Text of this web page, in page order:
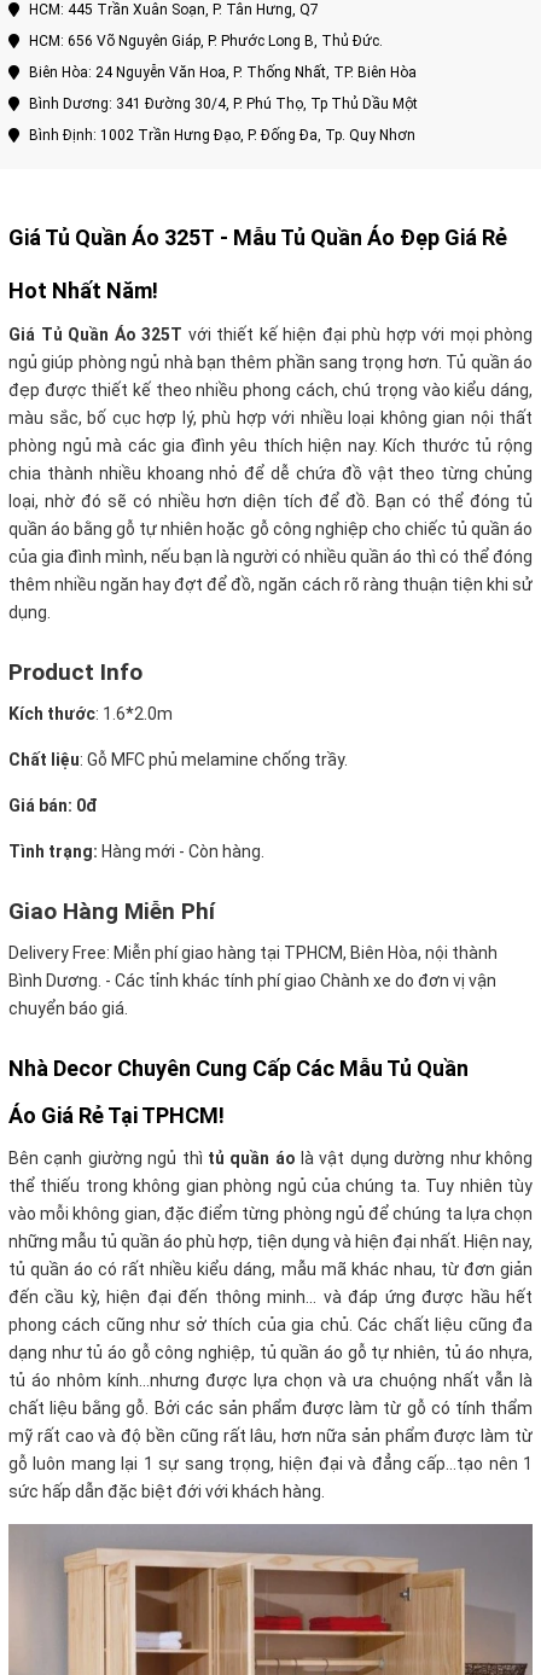
HCM: 445 Trần Xuân Soạn, P. Tân Hưng, Q7
HCM: 656 Võ Nguyên Giáp, P. Phước Long B, Thủ Đức.
Biên Hòa: 24 Nguyễn Văn Hoa, P. Thống Nhất, TP. Biên Hòa
Bình Dương: 341 Đường 30/4, P. Phú Thọ, Tp Thủ Dầu Một
Bình Định: 1002 Trần Hưng Đạo, P. Đống Đa, Tp. Quy Nhơn
Giá Tủ Quần Áo 325T - Mẫu Tủ Quần Áo Đẹp Giá Rẻ
Hot Nhất Năm!
Giá Tủ Quần Áo 325T với thiết kế hiện đại phù hợp với mọi phòng
ngủ giúp phòng ngủ nhà bạn thêm phần sang trọng hơn. Tủ quần áo
đẹp được thiết kế theo nhiều phong cách, chú trọng vào kiểu dáng,
màu sắc, bố cục hợp lý, phù hợp với nhiều loại không gian nội thất
phòng ngủ mà các gia đình yêu thích hiện nay. Kích thước tủ rộng
chia thành nhiều khoang nhỏ để dễ chứa đồ vật theo từng chủng
loại, nhờ đó sẽ có nhiều hơn diện tích để đồ. Bạn có thể đóng tủ
quần áo bằng gỗ tự nhiên hoặc gỗ công nghiệp cho chiếc tủ quần áo
của gia đình mình, nếu bạn là người có nhiều quần áo thì có thể đóng
thêm nhiều ngăn hay đợt để đồ, ngăn cách rõ ràng thuận tiện khi sử
dụng.
Product Info
Kích thước: 1.6*2.0m
Chất liệu: Gỗ MFC phủ melamine chống trầy.
Giá bán: 0đ
Tình trạng: Hàng mới - Còn hàng.
Giao Hàng Miễn Phí
Delivery Free: Miễn phí giao hàng tại TPHCM, Biên Hòa, nội thành
Bình Dương. - Các tỉnh khác tính phí giao Chành xe do đơn vị vận
chuyển báo giá.
Nhà Decor Chuyên Cung Cấp Các Mẫu Tủ Quần
Áo Giá Rẻ Tại TPHCM!
Bên cạnh giường ngủ thì tủ quần áo là vật dụng dường như không
thể thiếu trong không gian phòng ngủ của chúng ta. Tuy nhiên tùy
vào mỗi không gian, đặc điểm từng phòng ngủ để chúng ta lựa chọn
những mẫu tủ quần áo phù hợp, tiện dụng và hiện đại nhất. Hiện nay,
tủ quần áo có rất nhiều kiểu dáng, mẫu mã khác nhau, từ đơn giản
đến cầu kỳ, hiện đại đến thông minh... và đáp ứng được hầu hết
phong cách cũng như sở thích của gia chủ. Các chất liệu cũng đa
dạng như tủ áo gỗ công nghiệp, tủ quần áo gỗ tự nhiên, tủ áo nhựa,
tủ áo nhôm kính...nhưng được lựa chọn và ưa chuộng nhất vẫn là
chất liệu bằng gỗ. Bởi các sản phẩm được làm từ gỗ có tính thẩm
mỹ rất cao và độ bền cũng rất lâu, hơn nữa sản phẩm được làm từ
gỗ luôn mang lại 1 sự sang trọng, hiện đại và đẳng cấp...tạo nên 1
sức hấp dẫn đặc biệt đới với khách hàng.